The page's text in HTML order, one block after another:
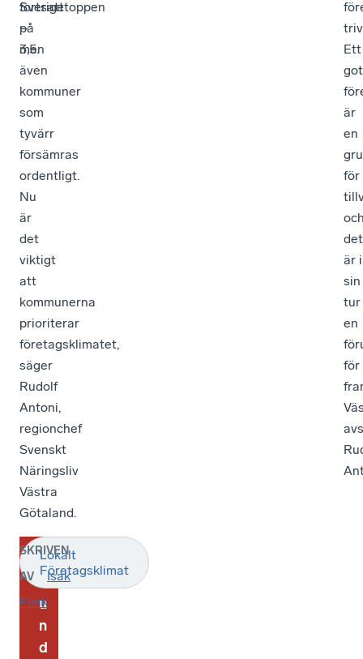
fortsatt
på
3,5.
Sverigetoppen
–
men
även
kommuner
som
tyvärr
försämras
ordentligt.
Nu
är
det
viktigt
att
kommunerna
prioriterar
företagsklimatet,
säger
Rudolf
Antoni,
regionchef
Svenskt
Näringsliv
Västra
Götaland.
Ett
är
en
för
det
är i
sin
tur
en
för
O
m
u
n
d
Lokalt
Företagsklimat
SKRIVEN
AV
Isak
Flink